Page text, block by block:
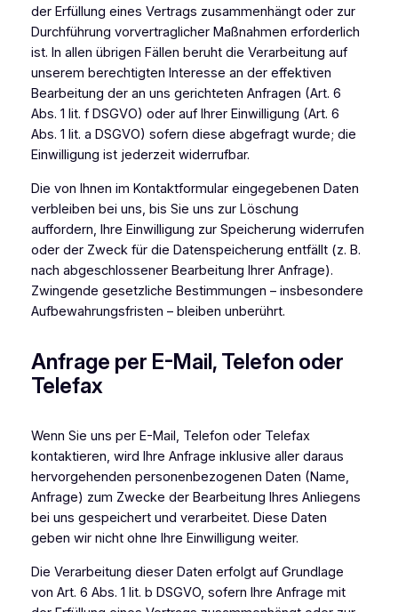
der Erfüllung eines Vertrags zusammenhängt oder zur
Durchführung vorvertraglicher Maßnahmen erforderlich
ist. In allen übrigen Fällen beruht die Verarbeitung auf
unserem berechtigten Interesse an der effektiven
Bearbeitung der an uns gerichteten Anfragen (Art. 6
Abs. 1 lit. f DSGVO) oder auf Ihrer Einwilligung (Art. 6
Abs. 1 lit. a DSGVO) sofern diese abgefragt wurde; die
Einwilligung ist jederzeit widerrufbar.
Die von Ihnen im Kontaktformular eingegebenen Daten
verbleiben bei uns, bis Sie uns zur Löschung
auffordern, Ihre Einwilligung zur Speicherung widerrufen
oder der Zweck für die Datenspeicherung entfällt (z. B.
nach abgeschlossener Bearbeitung Ihrer Anfrage).
Zwingende gesetzliche Bestimmungen – insbesondere
Aufbewahrungsfristen – bleiben unberührt.
Anfrage per E-Mail, Telefon oder
Telefax
Wenn Sie uns per E-Mail, Telefon oder Telefax
kontaktieren, wird Ihre Anfrage inklusive aller daraus
hervorgehenden personenbezogenen Daten (Name,
Anfrage) zum Zwecke der Bearbeitung Ihres Anliegens
bei uns gespeichert und verarbeitet. Diese Daten
geben wir nicht ohne Ihre Einwilligung weiter.
Die Verarbeitung dieser Daten erfolgt auf Grundlage
von Art. 6 Abs. 1 lit. b DSGVO, sofern Ihre Anfrage mit